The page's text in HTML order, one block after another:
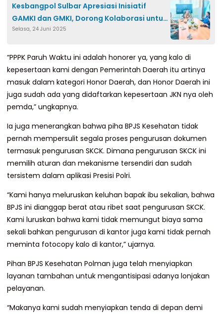
Kesbangpol Sulbar Apresiasi Inisiatif
GAMKI dan GMKI, Dorong Kolaborasi untuk
Stabilitas Daerah
Selasa, 24 Juni 2025
“PPPK Paruh Waktu ini adalah honorer ya, yang kalo di
kepesertaan kami dengan Pemerintah Daerah itu artinya
masuk dalam kategori Honor Daerah, dan Honor Daerah ini
juga sudah ada yang didaftarkan kepesertaan JKN nya oleh
pemda,” ungkapnya.
Ia juga menerangkan bahwa piha BPJS Kesehatan tidak
pernah mempersulit segala proses pengurusan dokumen
termasuk pengurusan SKCK. Dimana pengurusan SKCK ini
memilih aturan dan mekanisme tersendiri dan sudah
tersistem dalam aplikasi Presisi Polri.
“Kami hanya meluruskan keluhan bapak ibu sekalian, bahwa
BPJS ini dianggap berat atau ribet saat pengurusan SKCK.
Kami luruskan bahwa kami tidak memungut biaya sama
sekali bahkan pengurusan di kantor juga kami tidak pernah
meminta fotocopy kalo di kantor,” ujarnya.
Pihan BPJS Kesehatan Polman juga telah menyiapkan
layanan tambahan untuk mengantisipasi adanya lonjakan
pelayanan.
“Makanya kami sudah menyiapkan tenda di depan demi